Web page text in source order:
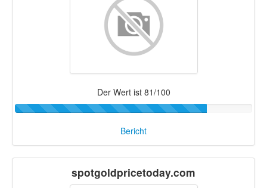
Der Wert ist 81/100
Bericht
spotgoldpricetoday.com